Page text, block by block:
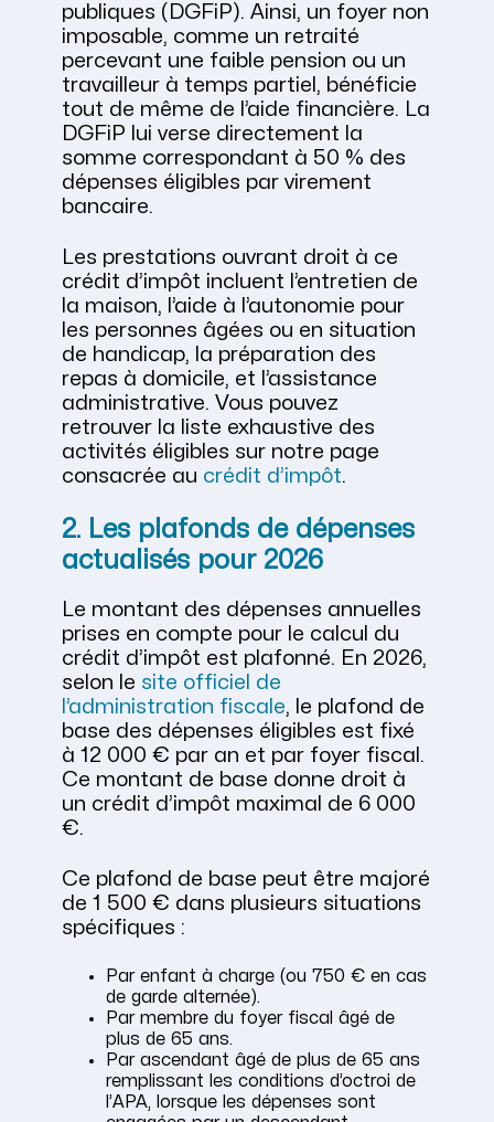
publiques (DGFiP). Ainsi, un foyer non
imposable, comme un retraité
percevant une faible pension ou un
travailleur à temps partiel, bénéficie
tout de même de l’aide financière. La
DGFiP lui verse directement la
somme correspondant à 50 % des
dépenses éligibles par virement
bancaire.
Les prestations ouvrant droit à ce
crédit d’impôt incluent l’entretien de
la maison, l’aide à l’autonomie pour
les personnes âgées ou en situation
de handicap, la préparation des
repas à domicile, et l’assistance
administrative. Vous pouvez
retrouver la liste exhaustive des
activités éligibles sur notre page
consacrée au crédit d’impôt.
2. Les plafonds de dépenses
actualisés pour 2026
Le montant des dépenses annuelles
prises en compte pour le calcul du
crédit d’impôt est plafonné. En 2026,
selon le site officiel de
l’administration fiscale, le plafond de
base des dépenses éligibles est fixé
à 12 000 € par an et par foyer fiscal.
Ce montant de base donne droit à
un crédit d’impôt maximal de 6 000
€.
Ce plafond de base peut être majoré
de 1 500 € dans plusieurs situations
spécifiques :
Par enfant à charge (ou 750 € en cas
de garde alternée).
Par membre du foyer fiscal âgé de
plus de 65 ans.
Par ascendant âgé de plus de 65 ans
remplissant les conditions d’octroi de
l’APA, lorsque les dépenses sont